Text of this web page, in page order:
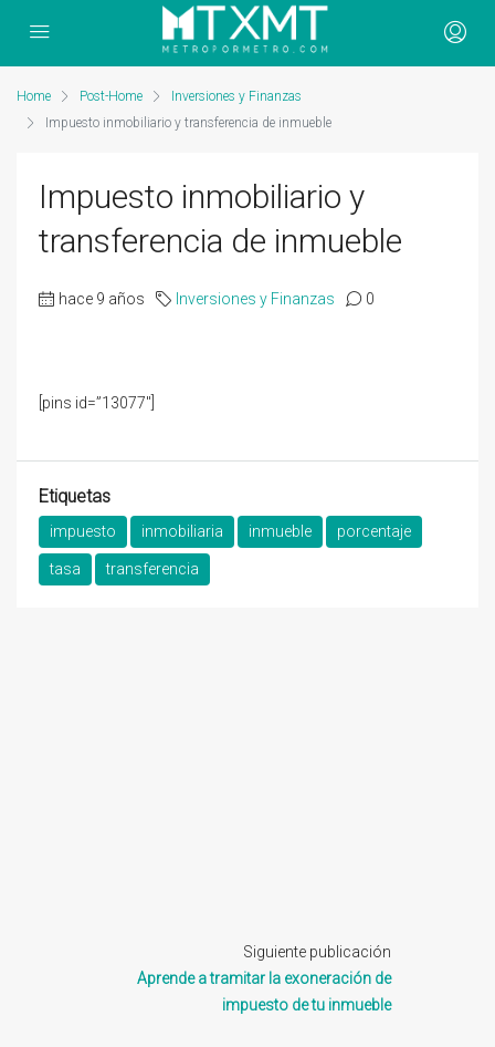
Home Post-Home
Inversiones y Finanzas
Impuesto inmobiliario y transferencia de inmueble
Impuesto inmobiliario y
transferencia de inmueble
hace 9 años Inversiones y Finanzas 0
[pins id=”13077″]
Etiquetas
impuesto inmobiliaria inmueble porcentaje
tasa transferencia
Siguiente publicación
Aprende a tramitar la exoneración de
impuesto de tu inmueble